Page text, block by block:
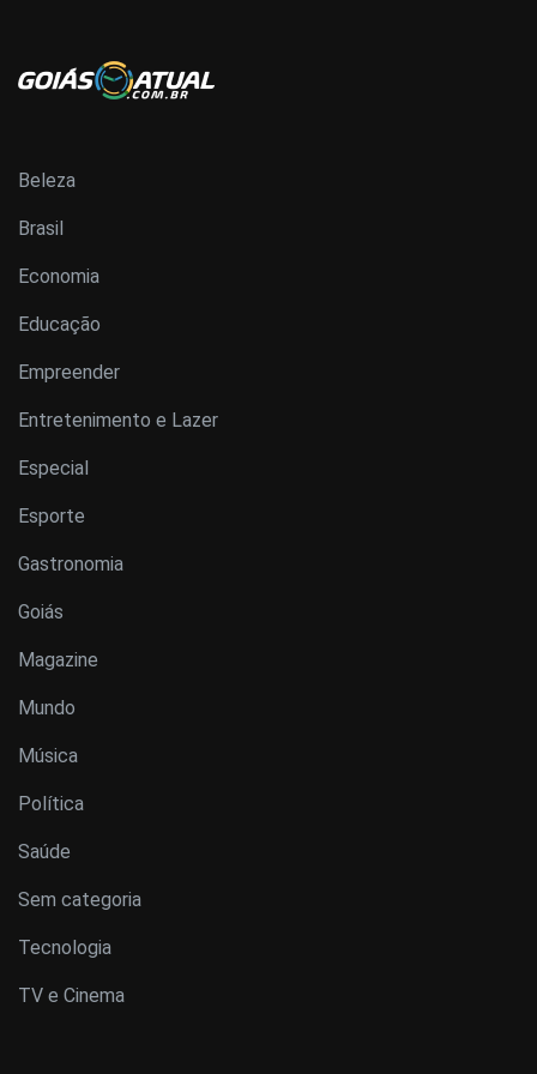
Beleza
Brasil
Economia
Educação
Empreender
Entretenimento e Lazer
Especial
Esporte
Gastronomia
Goiás
Magazine
Mundo
Música
Política
Saúde
Sem categoria
Tecnologia
TV e Cinema